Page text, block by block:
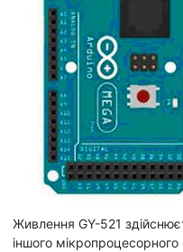
Живлення GY-521
іншого